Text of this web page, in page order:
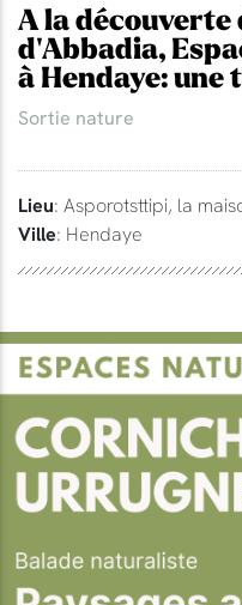
A la découverte
d'Abbadia,
à Hendaye: une
Sortie nature
Lieu: Asporotsttipi, la
Ville: Hendaye